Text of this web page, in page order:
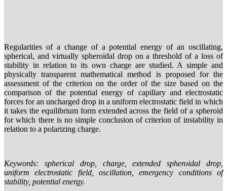
Regularities of a change of a potential energy of an oscillating,
spherical, and virtually spheroidal drop on a threshold of a loss of
stability in relation to its own charge are studied. A simple and
physically transparent mathematical method is proposed for the
assessment of the criterion on the order of the size based on the
comparison of the potential energy of capillary and electrostatic
forces for an uncharged drop in a uniform electrostatic field in which
it takes the equilibrium form extended across the field of a spheroid
for which there is no simple conclusion of criterion of instability in
relation to a polarizing charge.
Keywords: spherical drop, charge, extended spheroidal drop,
uniform electrostatic field, oscillation, emergency conditions of
stability, potential energy.